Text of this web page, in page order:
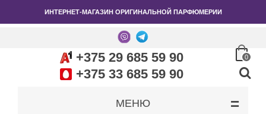
ИНТЕРНЕТ-МАГАЗИН ОРИГИНАЛЬНОЙ ПАРФЮМЕРИИ
+375 29 685 59 90
+375 33 685 59 90
0
МЕНЮ